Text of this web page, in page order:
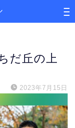
だ丘の上
2023年7月15日